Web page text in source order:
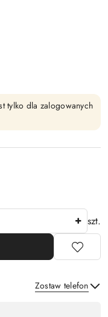
tylko dla zalogowanych
szt.
Zostaw telefon